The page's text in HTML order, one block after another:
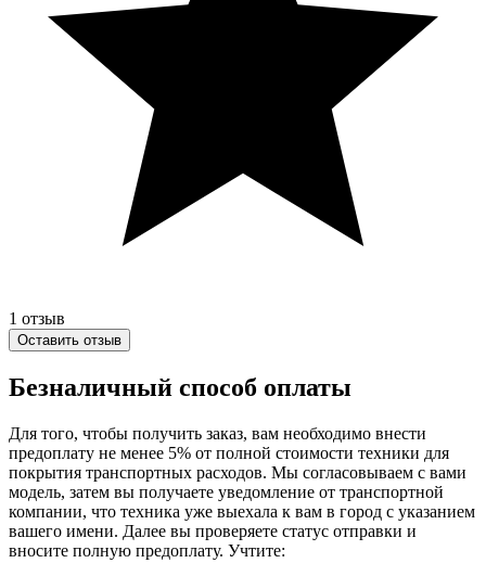
1 отзыв
Оставить отзыв
Безналичный способ оплаты
Для того, чтобы получить заказ, вам необходимо внести
предоплату не менее 5% от полной стоимости техники для
покрытия транспортных расходов. Мы согласовываем с вами
модель, затем вы получаете уведомление от транспортной
компании, что техника уже выехала к вам в город с указанием
вашего имени. Далее вы проверяете статус отправки и
вносите полную предоплату. Учтите: